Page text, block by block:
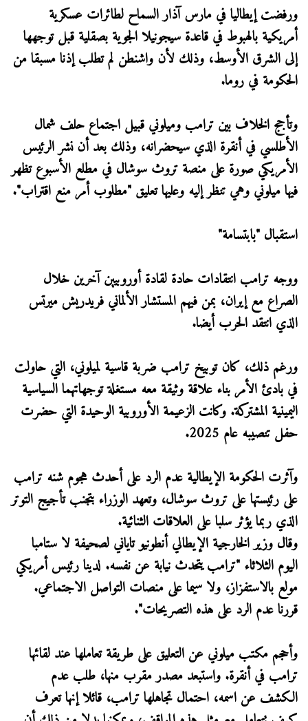
ورفضت إيطاليا في مارس آذار السماح لطائرات عسكرية
أمريكية بالهبوط في قاعدة سيجونيلا الجوية بصقلية قبل توجهها
إلى الشرق الأوسط، وذلك ​لأن واشنطن لم تطلب إذنا مسبقا من
الحكومة في روما.
وتأجج الخلاف بين ترامب وميلوني قبيل ​اجتماع حلف شمال
الأطلسي في أنقرة الذي سيحضرانه، وذلك بعد أن نشر الرئيس
الأمريكي صورة على منصة تروث ‌سوشال في ⁠مطلع الأسبوع تظهر
فيها ميلوني وهي تنظر إليه وعليها تعليق "مطلوب أمر منع اقتراب".
استقبال "بابتسامة"
ووجه ترامب انتقادات حادة لقادة أوروبيين آخرين خلال
الصراع مع إيران، بمن فيهم المستشار الألماني فريدريش ميرتس
الذي انتقد الحرب أيضا.
ورغم ذلك، كان توبيخ ترامب ضربة قاسية لميلوني، التي حاولت
في بادئ الأمر ​بناء علاقة وثيقة معه ​مستغلة توجهاتهما السياسية
⁠اليمينية المشتركة. وكانت الزعيمة الأوروبية الوحيدة التي حضرت
حفل تنصيبه عام 2025.
وآثرت الحكومة الإيطالية عدم الرد على أحدث هجوم شنه ترامب
على رئيستها ​على تروث سوشال، وتعهد الوزراء بتجنب تأجيج التوتر
الذي ربما يؤثر سلبا ​على العلاقات ⁠الثنائية.
وقال وزير الخارجية الإيطالي أنطونيو تاياني لصحيفة لا ستامبا
اليوم الثلاثاء "ترامب يتحدث نيابة عن نفسه. لدينا رئيس أمريكي
مولع بالاستفزاز، ولا سيما على منصات التواصل الاجتماعي.
قررنا عدم الرد على هذه التصريحات".
وأحجم ⁠مكتب ميلوني ​عن التعليق على طريقة تعاملها عند لقائها
ترامب في ​أنقرة. واستبعد مصدر مقرب منها، طلب عدم
الكشف عن اسمه، احتمال تجاهلها ترامب، قائلا إنها تعرف